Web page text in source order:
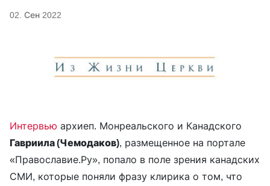
02. Сен 2022
Интервью архиеп. Монреальского и Канадского
Гавриила (Чемодаков), размещенное на портале
«Православие.Ру», попало в поле зрения канадских
СМИ, которые поняли фразу клирика о том, что